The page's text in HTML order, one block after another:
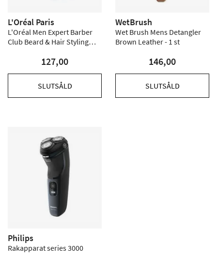
L'Oréal Paris
L'Oréal Men Expert Barber
Club Beard & Hair Styling
127,00
SLUTSÅLD
WetBrush
Wet Brush Mens Detangler
Brown Leather - 1 st
146,00
SLUTSÅLD
Philips
Rakapparat series 3000